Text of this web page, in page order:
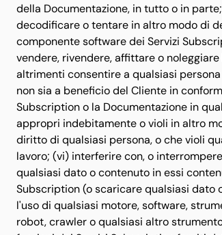
della Documentazione, in tutto o in
decodificare o tentare in altro modo di
componente software dei Servizi
vendere, rivendere, affittare o
altrimenti consentire a qualsiasi
non sia a beneficio del Cliente in
Subscription o la Documentazione in
appropri indebitamente o violi in altro
diritto di qualsiasi persona, o che violi
lavoro; (vi) interferire con, o
qualsiasi dato o contenuto in essi
Subscription (o scaricare qualsiasi dato
l'uso di qualsiasi motore, software,
robot, crawler o qualsiasi altro